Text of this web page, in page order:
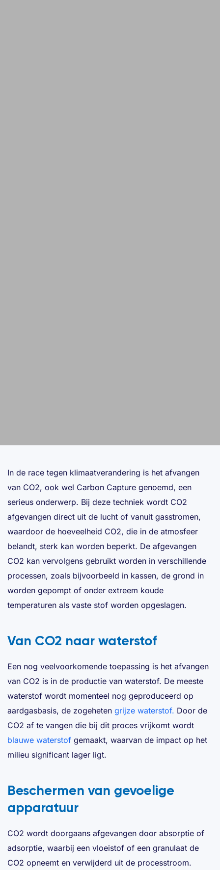
In de race tegen klimaatverandering is het afvangen
van CO2, ook wel Carbon Capture genoemd, een
serieus onderwerp. Bij deze techniek wordt CO2
afgevangen direct uit de lucht of vanuit gasstromen,
waardoor de hoeveelheid CO2, die in de atmosfeer
belandt, sterk kan worden beperkt. De afgevangen
CO2 kan vervolgens gebruikt worden in verschillende
processen, zoals bijvoorbeeld in kassen, de grond in
worden gepompt of onder extreem koude
temperaturen als vaste stof worden opgeslagen.
Van CO2 naar waterstof
Een nog veelvoorkomende toepassing is het afvangen
van CO2 is in de productie van waterstof. De meeste
waterstof wordt momenteel nog geproduceerd op
aardgasbasis, de zogeheten grijze waterstof. Door de
CO2 af te vangen die bij dit proces vrijkomt wordt
blauwe waterstof gemaakt, waarvan de impact op het
milieu significant lager ligt.
Beschermen van gevoelige
apparatuur
CO2 wordt doorgaans afgevangen door absorptie of
adsorptie, waarbij een vloeistof of een granulaat de
CO2 opneemt en verwijderd uit de processtroom.